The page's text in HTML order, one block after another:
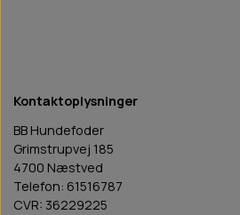
Kontaktoplysninger
BB Hundefoder
Grimstrupvej 185
4700 Næstved
Telefon: 61516787
CVR: 36229225